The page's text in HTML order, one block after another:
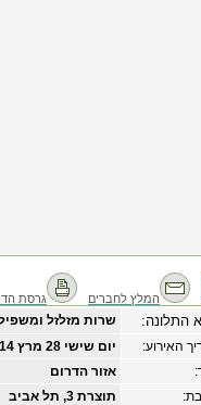
גרסת המלץ לחברים
שרות מזלזל התלונה:
‏יום שישי ‏28 ‏מרץ ‏2014
האירוע:
אזור הדרום
תוצרת 3, תל אביב